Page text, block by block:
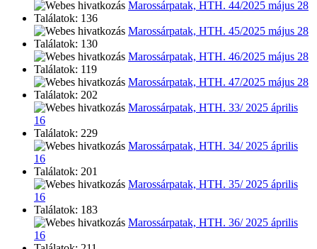
Marossárpatak, HTH. 44/2025 május 28
Találatok: 136
Marossárpatak, HTH. 45/2025 május 28
Találatok: 130
Marossárpatak, HTH. 46/2025 május 28
Találatok: 119
Marossárpatak, HTH. 47/2025 május 28
Találatok: 202
Marossárpatak, HTH. 33/ 2025 április
16
Találatok: 229
Marossárpatak, HTH. 34/ 2025 április
16
Találatok: 201
Marossárpatak, HTH. 35/ 2025 április
16
Találatok: 183
Marossárpatak, HTH. 36/ 2025 április
16